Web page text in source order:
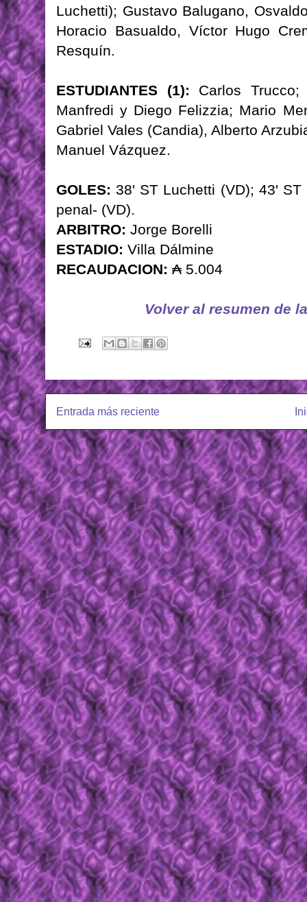
Luchetti); Gustavo Balugano,
Horacio Basualdo, Víctor Hugo
Resquín.
ESTUDIANTES (1): Carlos Trucco;
Manfredi y Diego Felizzia; Mario
Gabriel Vales (Candia), Alberto
Manuel Vázquez.
GOLES: 38' ST Luchetti (VD); 43'
penal- (VD).
ARBITRO: Jorge Borelli
ESTADIO: Villa Dálmine
RECAUDACION: ₳ 5.004
Volver al resumen de
Entrada más reciente